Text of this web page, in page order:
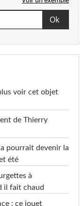
voir cet objet
de Thierry
pourrait devenir la
été
à
il fait chaud
: ce jouet